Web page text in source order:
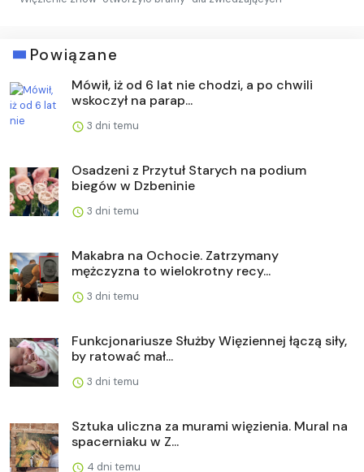
Powiązane
Mówił, iż od 6 lat nie chodzi, a po chwili
wskoczył na parap...
3 dni temu
Osadzeni z Przytuł Starych na podium
biegów w Dzbeninie
3 dni temu
Makabra na Ochocie. Zatrzymany
mężczyzna to wielokrotny recy...
3 dni temu
Funkcjonariusze Służby Więziennej łączą siły,
by ratować mał...
3 dni temu
Sztuka uliczna za murami więzienia. Mural na
spacerniaku w Z...
4 dni temu